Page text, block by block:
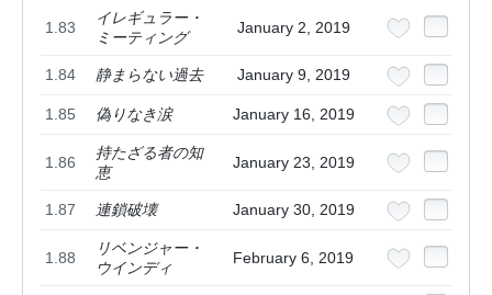
1.83
イレギュラー・
ミーティング
January 2, 2019
1.84 静まらない過去 January 9, 2019
1.85 偽りなき涙 January 16, 2019
1.86
持たざる者の知
恵
January 23, 2019
1.87 連鎖破壊 January 30, 2019
1.88
リベンジャー・
ウインディ
February 6, 2019